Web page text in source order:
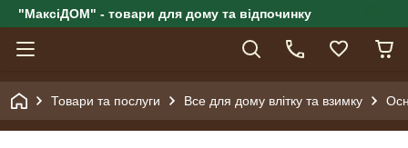
"МаксіДОМ" - товари для дому та відпочинку
Товари та послуги Все для дому влітку та взимку